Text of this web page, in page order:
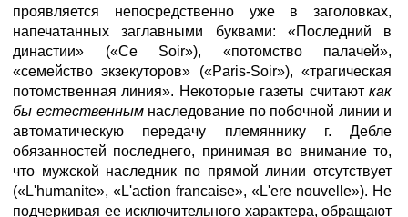
проявляется непосредственно уже в заголовках,
напечатанных заглавными буквами: «Последний в
династии» («Ce Soir»), «потомство палачей»,
«семейство экзекуторов» («Paris-Soir»), «трагическая
потомственная линия». Некоторые газеты считают как
бы естественным наследование по побочной линии и
автоматическую передачу племяннику г. Дебле
обязанностей последнего, принимая во внимание то,
что мужской наследник по прямой линии отсутствует
(«L'humanite», «L'action francaise», «L'ere nouvelle»). Не
подчеркивая ее исключительного характера, обращают